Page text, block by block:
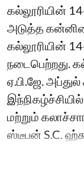
கல்லூரியின்
அடுத்த
கல்லூரியின்
நடைபெற்றது.
ஏ.பி.ஜே.
மற்றும்
ஸ்டீபன் S.C. ஹ்சு